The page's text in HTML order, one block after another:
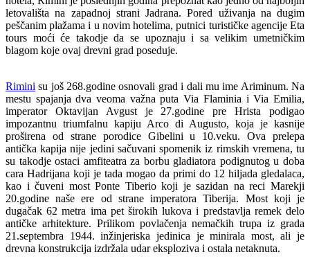
letovališta na zapadnoj strani Jadrana. Pored uživanja na dugim
peščanim plažama i u novim hotelima, putnici turističke agencije Eta
tours moći će takodje da se upoznaju i sa velikim umetničkim
blagom koje ovaj drevni grad poseduje.
Rimini su još 268.godine osnovali grad i dali mu ime Ariminum. Na
mestu spajanja dva veoma važna puta Via Flaminia i Via Emilia,
imperator Oktavijan Avgust je 27.godine pre Hrista podigao
impozantnu triumfalnu kapiju Arco di Augusto, koja je kasnije
proširena od strane porodice Gibelini u 10.veku. Ova prelepa
antička kapija nije jedini sačuvani spomenik iz rimskih vremena, tu
su takodje ostaci amfiteatra za borbu gladiatora podignutog u doba
cara Hadrijana koji je tada mogao da primi do 12 hiljada gledalaca,
kao i čuveni most Ponte Tiberio koji je sazidan na reci Marekji
20.godine naše ere od strane imperatora Tiberija. Most koji je
dugačak 62 metra ima pet širokih lukova i predstavlja remek delo
antičke arhitekture. Prilikom povlačenja nemačkih trupa iz grada
21.septembra 1944. inžinjeriska jedinica je minirala most, ali je
drevna konstrukcija izdržala udar eksploziva i ostala netaknuta.